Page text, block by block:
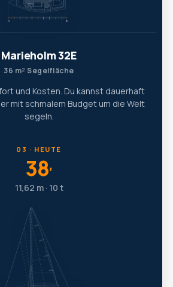
Marieholm 32E
36 m² Segelfläche
und Kosten. Du kannst dauerhaft
mit schmalem Budget um die Welt
segeln.
03 · HEUTE
38′
11,62 m · 10 t